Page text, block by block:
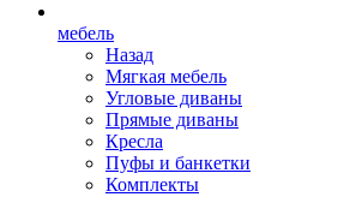
мебель
Назад
Мягкая мебель
Угловые диваны
Прямые диваны
Кресла
Пуфы и банкетки
Комплекты